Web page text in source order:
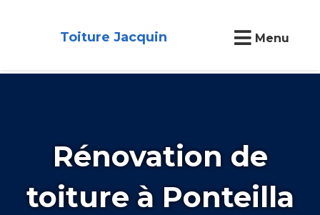
Toiture Jacquin Menu
Rénovation de
toiture à Ponteilla